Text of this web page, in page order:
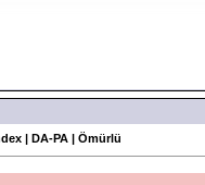
| DA-PA | Ömürlü